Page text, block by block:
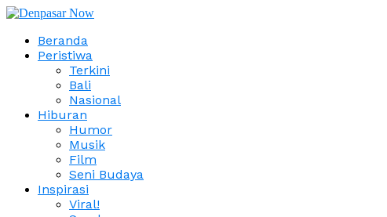
Beranda
Peristiwa
Terkini
Bali
Nasional
Hiburan
Humor
Musik
Film
Seni Budaya
Inspirasi
Viral!